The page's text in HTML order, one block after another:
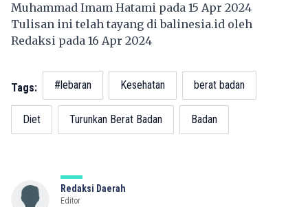
Muhammad Imam Hatami pada 15 Apr 2024
Tulisan ini telah tayang dibalinesia.id oleh
Redaksi pada 16 Apr 2024
Tags: #lebaran Kesehatan berat badan
Diet Turunkan Berat Badan Badan
Redaksi Daerah
Editor